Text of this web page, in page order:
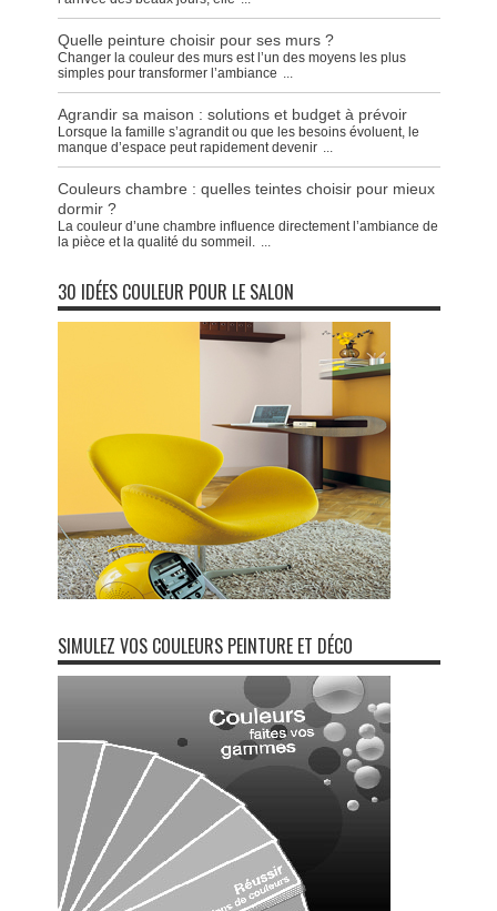
Quelle peinture choisir pour ses murs ?
Changer la couleur des murs est l’un des moyens les plus
simples pour transformer l’ambiance ...
Agrandir sa maison : solutions et budget à prévoir
Lorsque la famille s’agrandit ou que les besoins évoluent, le
manque d’espace peut rapidement devenir ...
Couleurs chambre : quelles teintes choisir pour mieux
dormir ?
La couleur d’une chambre influence directement l’ambiance de
la pièce et la qualité du sommeil. ...
30 IDÉES COULEUR POUR LE SALON
SIMULEZ VOS COULEURS PEINTURE ET DÉCO